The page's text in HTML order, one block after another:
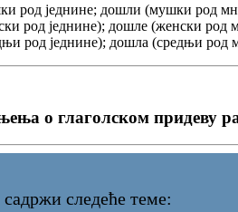
род једнине; дошли (мушки род
род једнине); дошле (женски род
род једнине); дошла (средњи род
о глаголском придеву
следеће теме: